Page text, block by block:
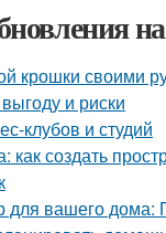
крошки своими
и риски
клубов и студий
как создать
для вашего дома: